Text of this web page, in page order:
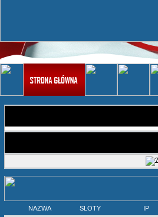
NAZWA SLOTY IP